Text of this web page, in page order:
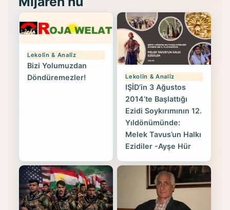
Lekolîn & Analîz
Bizi Yolumuzdan
Döndüremezler!
Lekolîn & Analîz
IŞİD’in 3 Ağustos
2014’te Başlattığı
Ezidi Soykırımının 12.
Yıldönümünde:
Melek Tavus’un Halkı
Ezidiler -Ayşe Hür